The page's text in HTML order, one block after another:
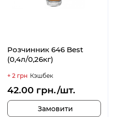
Розчинник 646 Best
(0,4л/0,26кг)
+ 2 грн Кэшбек
42.00 грн./шт.
Замовити